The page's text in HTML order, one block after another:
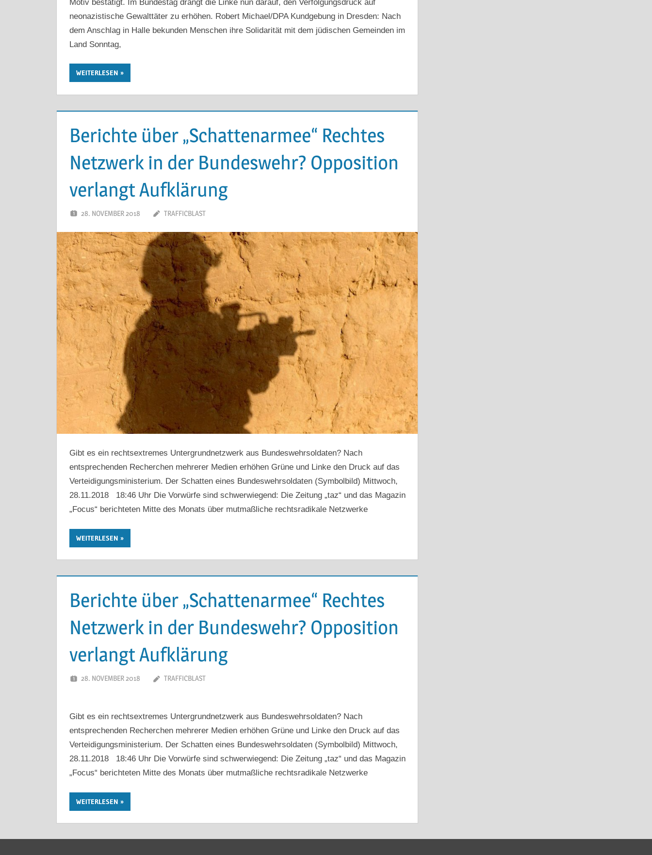
Motiv bestätigt. Im Bundestag drängt die Linke nun darauf, den Verfolgungsdruck auf
neonazistische Gewalttäter zu erhöhen. Robert Michael/DPA Kundgebung in Dresden: Nach
dem Anschlag in Halle bekunden Menschen ihre Solidarität mit dem jüdischen Gemeinden im
Land Sonntag,
WEITERLESEN
Berichte über „Schattenarmee“ Rechtes
Netzwerk in der Bundeswehr? Opposition
verlangt Aufklärung
28. NOVEMBER 2018 TRAFFICBLAST
Gibt es ein rechtsextremes Untergrundnetzwerk aus Bundeswehrsoldaten? Nach
entsprechenden Recherchen mehrerer Medien erhöhen Grüne und Linke den Druck auf das
Verteidigungsministerium. Der Schatten eines Bundeswehrsoldaten (Symbolbild) Mittwoch,
28.11.2018 18:46 Uhr Die Vorwürfe sind schwerwiegend: Die Zeitung „taz“ und das Magazin
„Focus“ berichteten Mitte des Monats über mutmaßliche rechtsradikale Netzwerke
WEITERLESEN
Berichte über „Schattenarmee“ Rechtes
Netzwerk in der Bundeswehr? Opposition
verlangt Aufklärung
28. NOVEMBER 2018 TRAFFICBLAST
Gibt es ein rechtsextremes Untergrundnetzwerk aus Bundeswehrsoldaten? Nach
entsprechenden Recherchen mehrerer Medien erhöhen Grüne und Linke den Druck auf das
Verteidigungsministerium. Der Schatten eines Bundeswehrsoldaten (Symbolbild) Mittwoch,
28.11.2018 18:46 Uhr Die Vorwürfe sind schwerwiegend: Die Zeitung „taz“ und das Magazin
„Focus“ berichteten Mitte des Monats über mutmaßliche rechtsradikale Netzwerke
WEITERLESEN